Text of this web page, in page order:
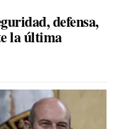
defensa,
la última